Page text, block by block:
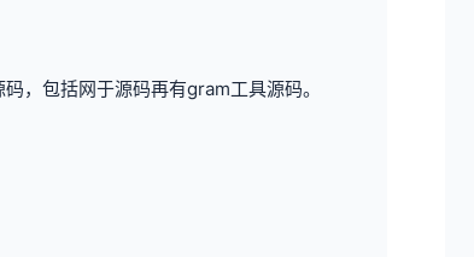
，包括网于源码再有gram工具源码。